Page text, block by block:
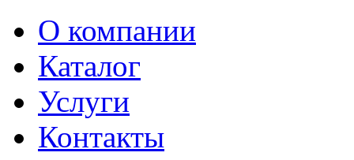
О компании
Каталог
Услуги
Контакты